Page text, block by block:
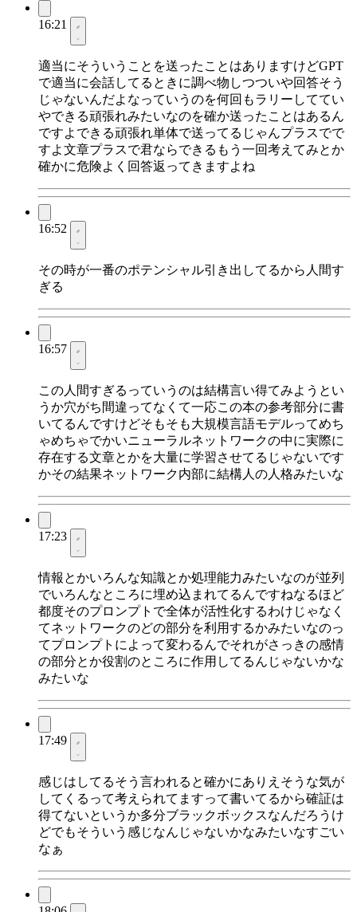
16:21
適当にそういうことを送ったことはありますけどGPT
で適当に会話してるときに調べ物しつついや回答そう
じゃないんだよなっていうのを何回もラリーしててい
やできる頑張れみたいなのを確か送ったことはあるん
ですよできる頑張れ単体で送ってるじゃんプラスでで
すよ文章プラスで君ならできるもう一回考えてみとか
確かに危険よく回答返ってきますよね
16:52
その時が一番のポテンシャル引き出してるから人間す
ぎる
16:57
この人間すぎるっていうのは結構言い得てみようとい
うか穴がち間違ってなくて一応この本の参考部分に書
いてるんですけどそもそも大規模言語モデルってめち
ゃめちゃでかいニューラルネットワークの中に実際に
存在する文章とかを大量に学習させてるじゃないです
かその結果ネットワーク内部に結構人の人格みたいな
17:23
情報とかいろんな知識とか処理能力みたいなのが並列
でいろんなところに埋め込まれてるんですねなるほど
都度そのプロンプトで全体が活性化するわけじゃなく
てネットワークのどの部分を利用するかみたいなのっ
てプロンプトによって変わるんでそれがさっきの感情
の部分とか役割のところに作用してるんじゃないかな
みたいな
17:49
感じはしてるそう言われると確かにありえそうな気が
してくるって考えられてますって書いてるから確証は
得てないというか多分ブラックボックスなんだろうけ
どでもそういう感じなんじゃないかなみたいなすごい
なぁ